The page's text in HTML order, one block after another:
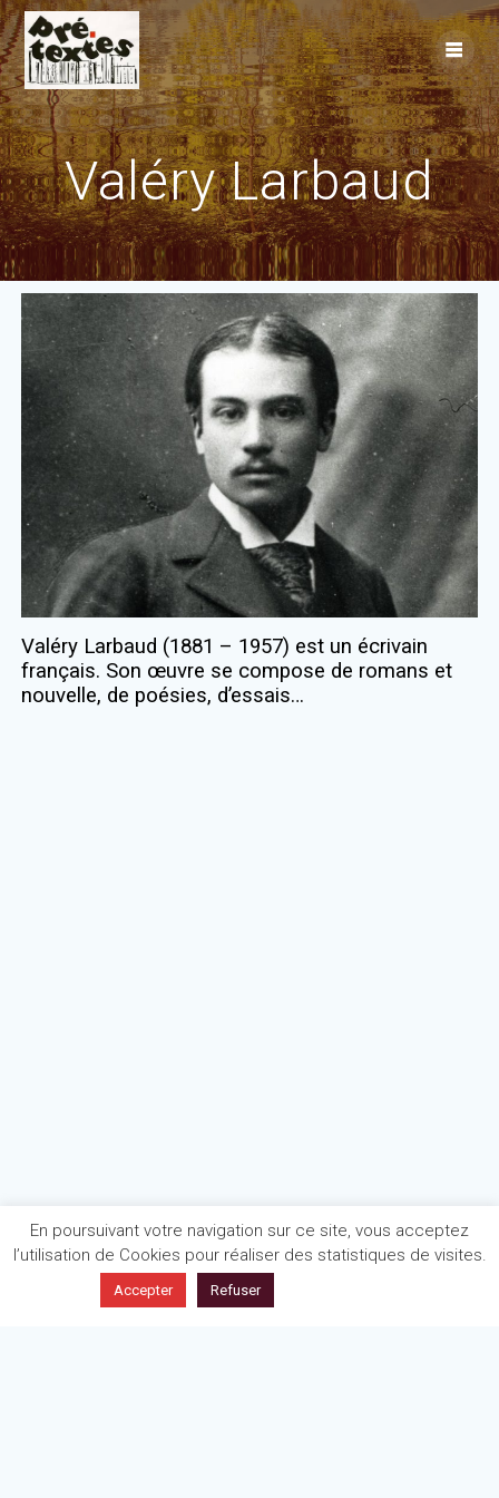
Skip
to
content
Valéry Larbaud
Valéry Larbaud (1881 – 1957) est un écrivain
français. Son œuvre se compose de romans et
nouvelle, de poésies, d’essais…
En poursuivant votre navigation sur ce site, vous acceptez
l’utilisation de Cookies pour réaliser des statistiques de visites.
Accepter Refuser